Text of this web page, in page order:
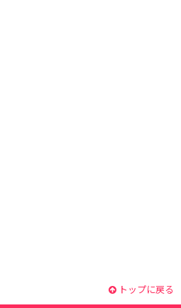
トップに戻る